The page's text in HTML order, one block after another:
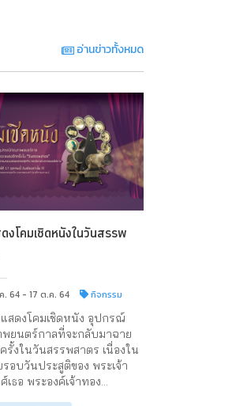
อ่านข่าวทั้งหมด
งโคมเชิดหนังในวันสรรพ
. 64 - 17 ต.ค. 64 กิจกรรม
สดงโคมเชิดหนัง อุปกรณ์
ยนตร์กาลที่จะกลับมาฉาย
รั้งในวันสรรพสาตร เนื่องใน
อบวันประสูติของ พระเจ้า
เธอ พระองค์เจ้าทอง...